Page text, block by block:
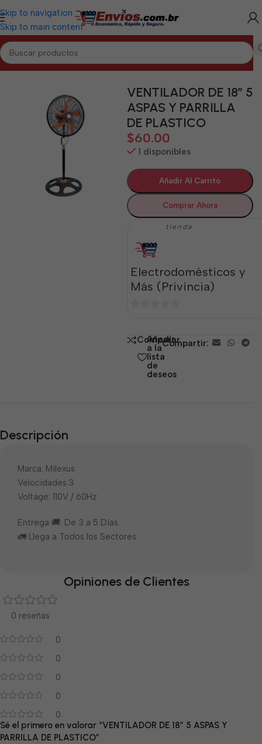
Skip to navigation
Skip to main content
Inicio/LAS TUNAS/Electrodomésticos Las Tunas
VENTILADOR DE 18″ 5
ASPAS Y PARRILLA
DE PLASTICO
$60.00
1 disponibles
Añadir Al Carrito
Comprar Ahora
tienda
Electrodomésticos y
Más (Privincia)
5 Comparar
Añadir
a la
lista
de
deseos
Compartir:
Descripción
Marca: Milexus
Velocidades:3
Voltage: 110V / 60Hz
Entrega 🚚: De 3 a 5 Días
🚛 Llega a Todos los Sectores.
Opiniones de Clientes
0 reseñas
0
0
0
0
0
Sé el primero en valorar “VENTILADOR DE 18″ 5 ASPAS Y
PARRILLA DE PLASTICO”